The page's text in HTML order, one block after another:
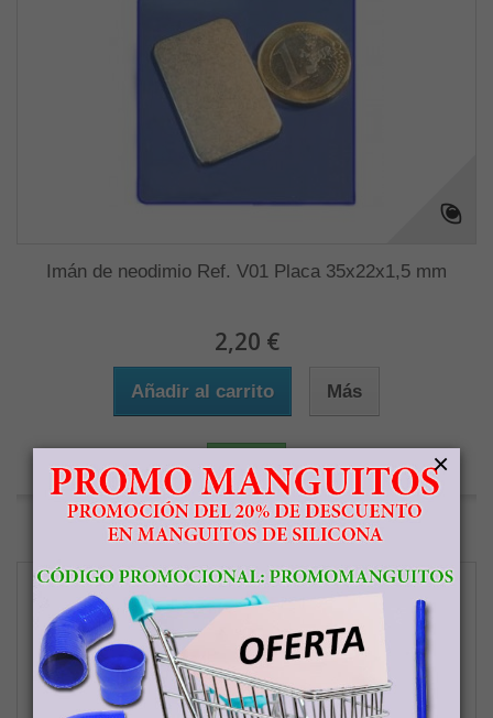
Imán de neodimio Ref. V01 Placa 35x22x1,5 mm
2,20 €
Añadir al carrito Más
Agregar para comparar
×